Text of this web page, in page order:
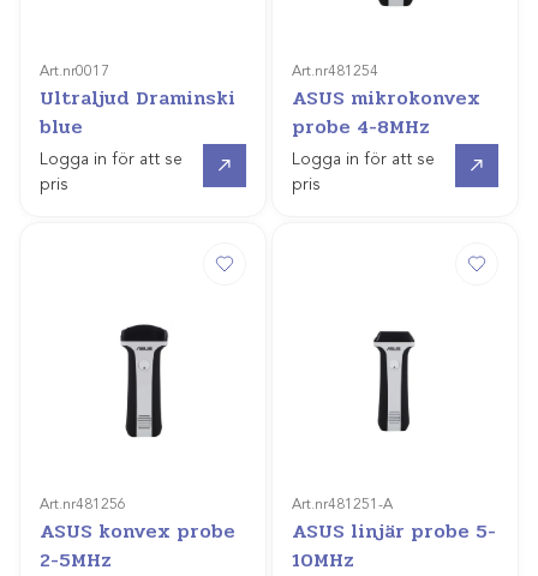
Art.nr0017
Ultraljud Draminski
blue
Logga in för att se
pris
Art.nr481254
ASUS mikrokonvex
probe 4-8MHz
Logga in för att se
pris
Art.nr481256
ASUS konvex probe
2-5MHz
Art.nr481251-A
ASUS linjär probe 5-
10MHz